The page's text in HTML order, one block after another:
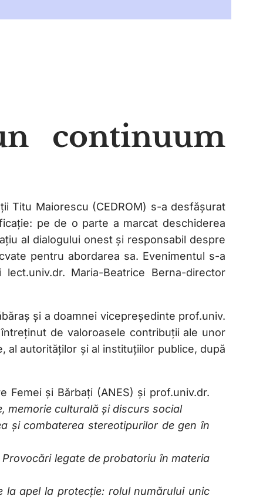
continuum
Titu Maiorescu (CEDROM) s-a desfășurat
pe de o parte a marcat deschiderea
al dialogului onest și responsabil despre
pentru abordarea sa. Evenimentul s-a
Maria-Beatrice Berna-director
și a doamnei vicepreședinte prof.univ.
de valoroasele contribuții ale unor
al autorităților și al instituțiilor publice, după
Femei și Bărbați (ANES) și prof.univ.dr.
memorie culturală și discurs social
și combaterea stereotipurilor de gen în
Provocări legate de probatoriu în materia
la apel la protecție: rolul numărului unic